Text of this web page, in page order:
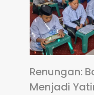
Renungan:
Menjadi